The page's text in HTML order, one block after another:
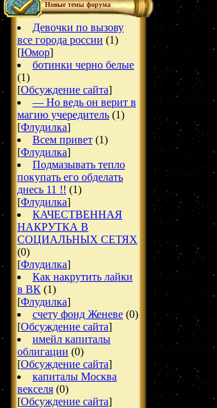
Новые темы форума
Девочки по вызову
все города россии (1)
[Юмор]
ботинки черно белые
(1)
[Обсуждение сайта]
— Но ведь он верит в
магию учередитель (1)
[Флудилка]
Всем привет (1)
[Флудилка]
Подмазывать тепло
покупать его обделать
днесь 11 !! (1)
[Флудилка]
КАЧЕСТВЕННАЯ
НАКРУТКА В
СОЦИАЛЬНЫХ СЕТЯХ
(0)
[Флудилка]
Как накрутить лайки
в ВК (1)
[Флудилка]
счету фонд Женеве (0)
[Обсуждение сайта]
имейл капиталы
облигации (0)
[Обсуждение сайта]
капиталы Москва
векселя (0)
[Обсуждение сайта]